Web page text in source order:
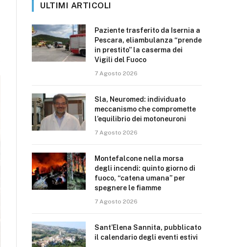
ULTIMI ARTICOLI
Paziente trasferito da Isernia a
Pescara, eliambulanza “prende
in prestito” la caserma dei
Vigili del Fuoco
7 Agosto 2026
Sla, Neuromed: individuato
meccanismo che compromette
l’equilibrio dei motoneuroni
7 Agosto 2026
Montefalcone nella morsa
degli incendi: quinto giorno di
fuoco, “catena umana” per
spegnere le fiamme
7 Agosto 2026
Sant’Elena Sannita, pubblicato
il calendario degli eventi estivi